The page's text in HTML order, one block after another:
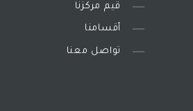
قيم مركزنا
أقسامنا
تواصل معنا